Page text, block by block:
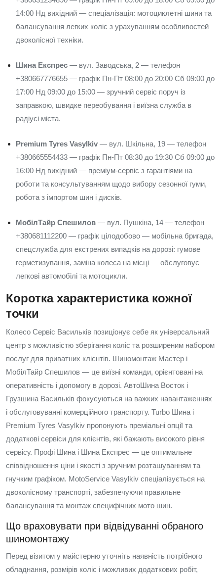
14:00 Нд вихідний — спеціалізація: мотоциклетні шини та
балансування легких коліс з урахуванням особливостей
двоколісної техніки.
Шина Експрес — вул. Заводська, 2 — телефон
+380667776655 — графік Пн-Пт 08:00 до 20:00 Сб 09:00 до
17:00 Нд 09:00 до 15:00 — зручний сервіс поруч із
заправкою, швидке переобування і виїзна служба в
радіусі міста.
Premium Tyres Vasylkiv — вул. Шкільна, 19 — телефон
+380665554433 — графік Пн-Пт 08:30 до 19:30 Сб 09:00 до
16:00 Нд вихідний — преміум-сервіс з гарантіями на
роботи та консультуванням щодо вибору сезонної гуми,
робота з імпортом шин і дисків.
МобілТайр Спешилов — вул. Пушкіна, 14 — телефон
+380681112200 — графік цілодобово — мобільна бригада,
спецслужба для екстрених випадків на дорозі: гумове
герметизування, заміна колеса на місці — обслуговує
легкові автомобілі та мотоцикли.
Коротка характеристика кожної
точки
Колесо Сервіс Васильків позиціонує себе як універсальний
центр з можливістю зберігання коліс та розширеним набором
послуг для приватних клієнтів. Шиномонтаж Мастер і
МобілТайр Спешилов — це виїзні команди, орієнтовані на
оперативність і допомогу в дорозі. АвтоШина Восток і
Грузшина Васильків фокусуються на важких навантаженнях
і обслуговуванні комерційного транспорту. Turbo Шина і
Premium Tyres Vasylkiv пропонують преміальні опції та
додаткові сервіси для клієнтів, які бажають високого рівня
сервісу. Профі Шина і Шина Експрес — це оптимальне
співвідношення ціни і якості з зручним розташуванням та
гнучким графіком. MotoService Vasylkiv спеціалізується на
двоколісному транспорті, забезпечуючи правильне
балансування та монтаж специфічних мото шин.
Що враховувати при відвідуванні обраного
шиномонтажу
Перед візитом у майстерню уточніть наявність потрібного
обладнання, розмірів коліс і можливих додаткових робіт,